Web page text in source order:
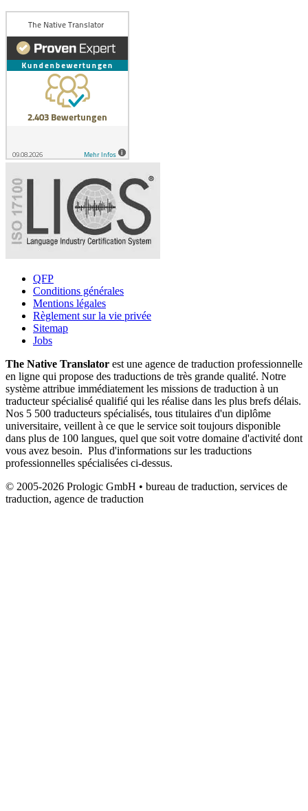
QFP
Conditions générales
Mentions légales
Règlement sur la vie privée
Sitemap
Jobs
The Native Translator est une agence de traduction professionnelle
en ligne qui propose des traductions de très grande qualité. Notre
système attribue immédiatement les missions de traduction à un
traducteur spécialisé qualifié qui les réalise dans les plus brefs délais.
Nos 5 500 traducteurs spécialisés, tous titulaires d'un diplôme
universitaire, veillent à ce que le service soit toujours disponible
dans plus de 100 langues, quel que soit votre domaine d'activité dont
vous avez besoin. Plus d'informations sur les traductions
professionnelles spécialisées ci-dessus.
© 2005-2026 Prologic GmbH • bureau de traduction, services de
traduction, agence de traduction